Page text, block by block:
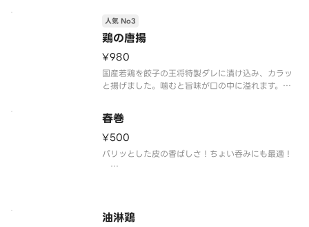
鶏の唐揚
人気 No3
¥980
国産若鶏を餃子の王将特製ダレに漬け込み、カラッ
と揚げました。噛むと旨味が口の中に溢れます。
【注意事項】
※写真はイメージです。
※品質保持の観点から、揚げ物類に付け合せており
ます野菜はつきません。予めご了承ください。
春巻
¥500
パリッとした皮の香ばしさ！ちょい呑みにも最適！
油淋鶏